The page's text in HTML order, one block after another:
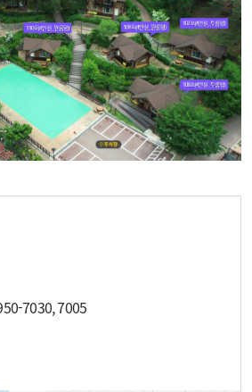
7030, 7005